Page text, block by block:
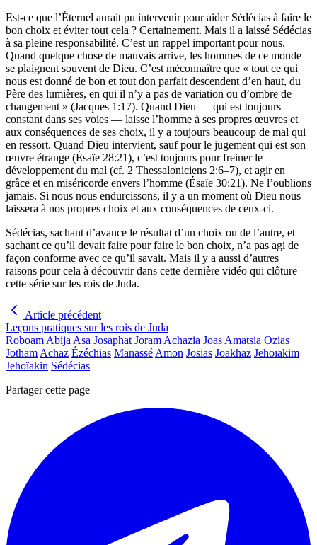
Est-ce que l’Éternel aurait pu intervenir pour aider Sédécias à faire le
bon choix et éviter tout cela ? Certainement. Mais il a laissé Sédécias
à sa pleine responsabilité. C’est un rappel important pour nous.
Quand quelque chose de mauvais arrive, les hommes de ce monde
se plaignent souvent de Dieu. C’est méconnaître que « tout ce qui
nous est donné de bon et tout don parfait descendent d’en haut, du
Père des lumières, en qui il n’y a pas de variation ou d’ombre de
changement » (Jacques 1:17). Quand Dieu — qui est toujours
constant dans ses voies — laisse l’homme à ses propres œuvres et
aux conséquences de ses choix, il y a toujours beaucoup de mal qui
en ressort. Quand Dieu intervient, sauf pour le jugement qui est son
œuvre étrange (Ésaïe 28:21), c’est toujours pour freiner le
développement du mal (cf. 2 Thessaloniciens 2:6–7), et agir en
grâce et en miséricorde envers l’homme (Ésaïe 30:21). Ne l’oublions
jamais. Si nous nous endurcissons, il y a un moment où Dieu nous
laissera à nos propres choix et aux conséquences de ceux-ci.
Sédécias, sachant d’avance le résultat d’un choix ou de l’autre, et
sachant ce qu’il devait faire pour faire le bon choix, n’a pas agi de
façon conforme avec ce qu’il savait. Mais il y a aussi d’autres
raisons pour cela à découvrir dans cette dernière vidéo qui clôture
cette série sur les rois de Juda.
Article précédent
Leçons pratiques sur les rois de Juda
Roboam Abija Asa Josaphat Joram Achazia Joas Amatsia Ozias
Jotham Achaz Ézéchias Manassé Amon Josias Joakhaz Jehoïakim
Jehoïakin Sédécias
Partager cette page